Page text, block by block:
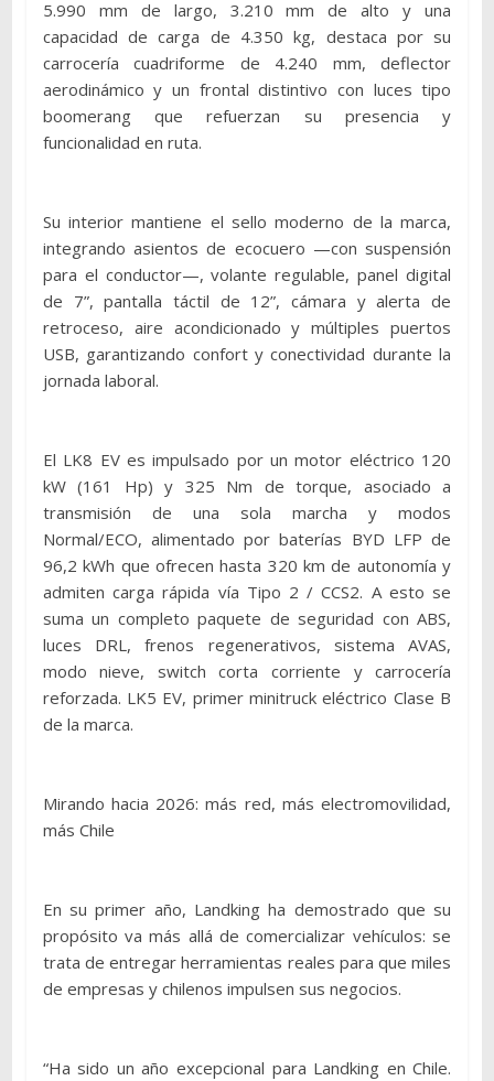
5.990 mm de largo, 3.210 mm de alto y una
capacidad de carga de 4.350 kg, destaca por su
carrocería cuadriforme de 4.240 mm, deflector
aerodinámico y un frontal distintivo con luces tipo
boomerang que refuerzan su presencia y
funcionalidad en ruta.
Su interior mantiene el sello moderno de la marca,
integrando asientos de ecocuero —con suspensión
para el conductor—, volante regulable, panel digital
de 7”, pantalla táctil de 12”, cámara y alerta de
retroceso, aire acondicionado y múltiples puertos
USB, garantizando confort y conectividad durante la
jornada laboral.
El LK8 EV es impulsado por un motor eléctrico 120
kW (161 Hp) y 325 Nm de torque, asociado a
transmisión de una sola marcha y modos
Normal/ECO, alimentado por baterías BYD LFP de
96,2 kWh que ofrecen hasta 320 km de autonomía y
admiten carga rápida vía Tipo 2 / CCS2. A esto se
suma un completo paquete de seguridad con ABS,
luces DRL, frenos regenerativos, sistema AVAS,
modo nieve, switch corta corriente y carrocería
reforzada. LK5 EV, primer minitruck eléctrico Clase B
de la marca.
Mirando hacia 2026: más red, más electromovilidad,
más Chile
En su primer año, Landking ha demostrado que su
propósito va más allá de comercializar vehículos: se
trata de entregar herramientas reales para que miles
de empresas y chilenos impulsen sus negocios.
“Ha sido un año excepcional para Landking en Chile.